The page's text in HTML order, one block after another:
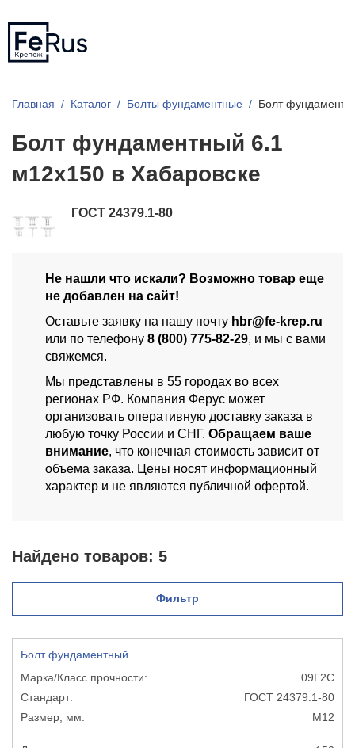
Главная Каталог Болты фундаментные Болт
Болт фундаментный 6.1
м12х150 в Хабаровске
ГОСТ 24379.1-80
Не нашли что искали? Возможно товар еще
не добавлен на сайт!
Оставьте заявку на нашу почту hbr@fe-krep.ru
или по телефону 8 (800) 775-82-29, и мы с вами
свяжемся.
Мы представлены в 55 городах во всех
регионах РФ. Компания Ферус может
организовать оперативную доставку заказа в
любую точку России и СНГ. Обращаем ваше
внимание, что конечная стоимость зависит от
объема заказа. Цены носят информационный
характер и не являются публичной офертой.
Найдено товаров: 5
Фильтр
Болт фундаментный
09Г2С
ГОСТ 24379.1-80
М12